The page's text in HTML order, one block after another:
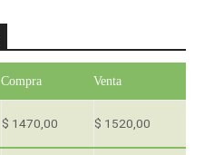
Compra Venta
$ 1470,00 $ 1520,00